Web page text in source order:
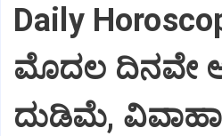
Daily
ಮೊದಲ ದಿನವೇ
ದುಡಿಮೆ,